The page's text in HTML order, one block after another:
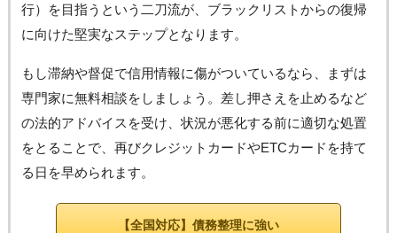
行）を目指うという二刀流が、ブラックリストからの復帰
に向けた堅実なステップとなります。
もし滞納や督促で信用情報に傷がついているなら、まずは
専門家に無料相談をしましょう。差し押さえを止めるなど
の法的アドバイスを受け、状況が悪化する前に適切な処置
をとることで、再びクレジットカードやETCカードを持て
る日を早められます。
【全国対応】債務整理に強い